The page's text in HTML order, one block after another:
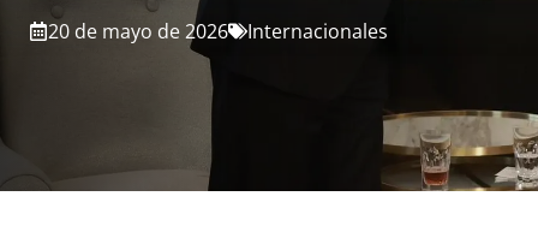
20 de mayo de 2026 Internacionales